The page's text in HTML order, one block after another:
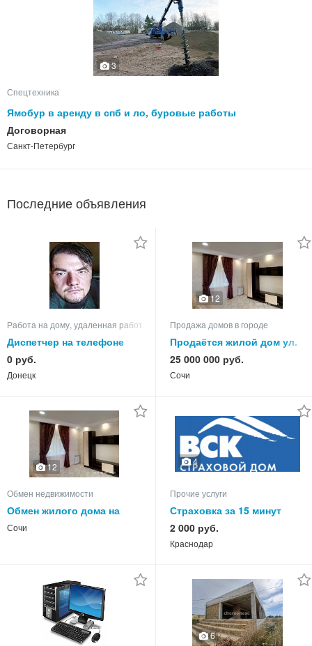
3
Спецтехника
Ямобур в аренду в спб и ло, буровые работы
Договорная
Санкт-Петербург
Последние объявления
Работа на дому, удаленная работа
Диспетчер на телефоне
0 руб.
Донецк
12
Продажа домов в городе
Продаётся жилой дом ул.
Санаторная
25 000 000 руб.
Сочи
12
Обмен недвижимости
Обмен жилого дома на
квартиру
Сочи
4
Прочие услуги
Страховка за 15 минут
2 000 руб.
Краснодар
6